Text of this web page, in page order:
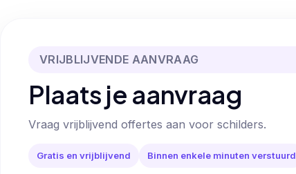
VRIJBLIJVENDE AANVRAAG
Plaats je aanvraag
Vraag vrijblijvend offertes aan voor schilders.
Gratis en vrijblijvend Binnen enkele minuten verstuurd